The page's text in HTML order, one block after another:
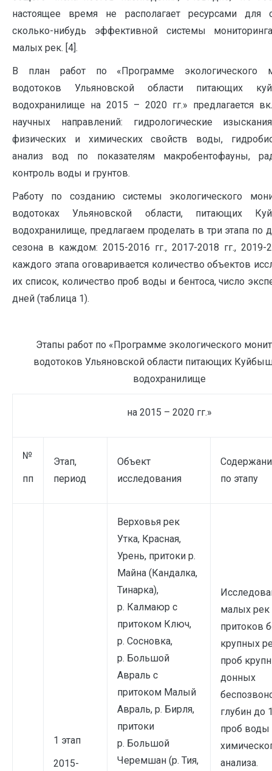
настоящее время не располагает ресурсами для
сколько-нибудь эффективной системы
малых рек. [4].
В план работ по «Программе экологического
водотоков Ульяновской области питающих
водохранилище на 2015 – 2020 гг.» предлагается
научных направлений: гидрологические
физических и химических свойств воды,
анализ вод по показателям макробентофауны,
контроль воды и грунтов.
Работу по созданию системы экологического
водотоках Ульяновской области, питающих
водохранилище, предлагаем проделать в три этапа по
сезона в каждом: 2015-2016 гг., 2017-2018 гг., 2019-
каждого этапа оговаривается количество объектов
их список, количество проб воды и бентоса, число
дней (таблица 1).
Этапы работ по «Программе экологического
водотоков Ульяновской области питающих
водохранилище
на 2015 – 2020 гг.»
№
пп
Этап,
период
Объект
исследования
по этапу
1 этап
2015-
Верховья рек
Утка, Красная,
Урень, притоки р.
Майна (Кандалка,
Тинарка),
р. Калмаюр с
притоком Ключ,
р. Сосновка,
р. Большой
Авраль с
притоком Малый
Авраль, р. Бирля,
притоки
р. Большой
Черемшан (р. Тия,
малых рек
притоков
крупных
проб
донных
глубин до
проб воды
анализа.